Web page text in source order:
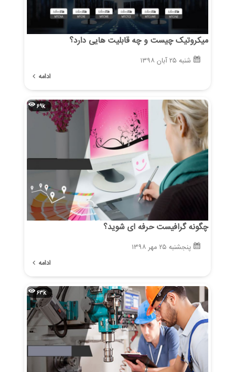
میکروتیک چیست و چه قابلیت هایی دارد؟
شنبه ۲۵ آبان ۱۳۹۸
ادامه
چگونه گرافیست حرفه ای شوید؟
۶۹k
پنجشنبه ۲۵ مهر ۱۳۹۸
ادامه
۶۳k